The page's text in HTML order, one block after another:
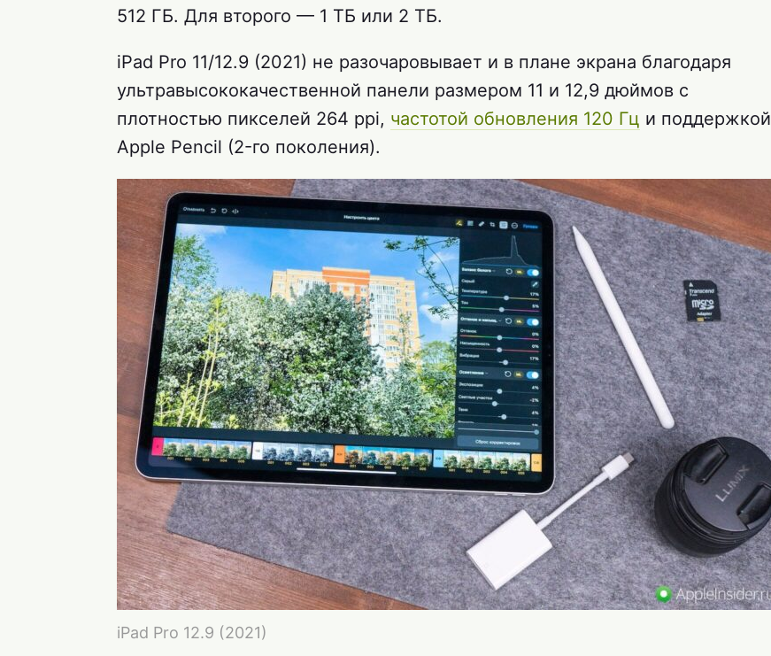
512 ГБ. Для второго — 1 ТБ или 2 ТБ.
iPad Pro 11/12.9 (2021) не разочаровывает и в плане экрана благодаря
ультравысококачественной панели размером 11 и 12,9 дюймов с
плотностью пикселей 264 ppi, частотой обновления 120 Гц и поддержкой
Apple Pencil (2-го поколения).
iPad Pro 12.9 (2021)